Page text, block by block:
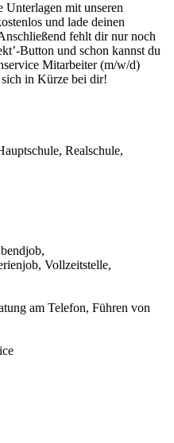
Unterlagen mit unseren
und lade deinen
fehlt dir nur noch
Button und schon kannst du
Mitarbeiter(m/w/d)
in Kürze bei dir!
Realschule,
Vollzeitstelle,
am Telefon, Führen von